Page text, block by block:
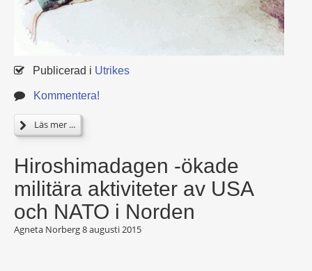
Publicerad i Utrikes
Kommentera!
Läs mer ...
Hiroshimadagen -ökade
militära aktiviteter av USA
och NATO i Norden
Agneta Norberg8 augusti 2015